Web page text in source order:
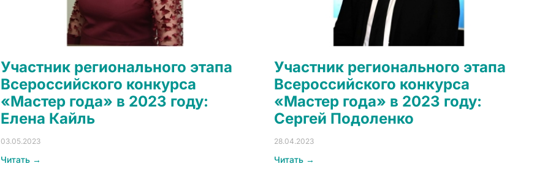
Участник регионального этапа
Всероссийского конкурса
«Мастер года» в 2023 году:
Елена Кайль
03.05.2023
Читать →
Участник регионального этапа
Всероссийского конкурса
«Мастер года» в 2023 году:
Сергей Подоленко
28.04.2023
Читать →